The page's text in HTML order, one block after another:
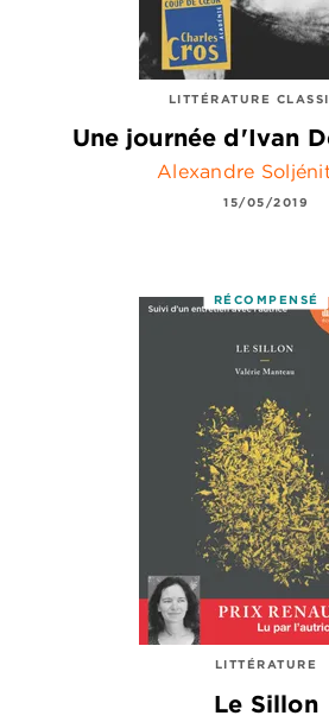
LITTÉRATURE
Une journée d'Ivan
Alexandre
15/05/2019
RÉCOMPENSÉ
LITTÉRATURE
Le Sillon